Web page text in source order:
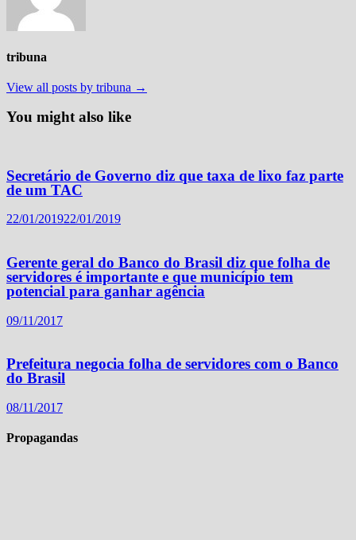
tribuna
View all posts by tribuna →
You might also like
Secretário de Governo diz que taxa de lixo faz parte
de um TAC
22/01/201922/01/2019
Gerente geral do Banco do Brasil diz que folha de
servidores é importante e que município tem
potencial para ganhar agência
09/11/2017
Prefeitura negocia folha de servidores com o Banco
do Brasil
08/11/2017
Propagandas